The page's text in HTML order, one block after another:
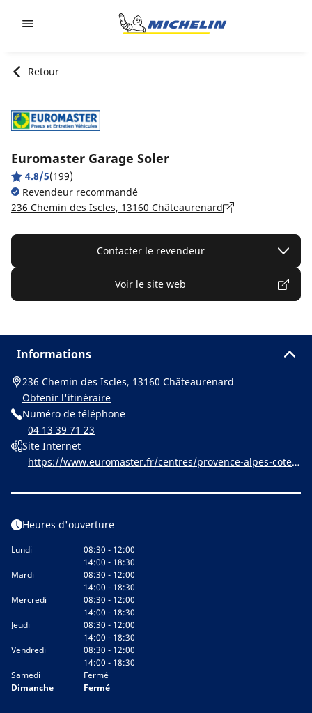
Retour
Euromaster Garage Soler
4.8/5(199)
Revendeur recommandé
236 Chemin des Iscles, 13160 Châteaurenard
Contacter le revendeur
Voir le site web
Informations
236 Chemin des Iscles, 13160 Châteaurenard
Obtenir l'itinéraire
Numéro de téléphone
04 13 39 71 23
Site Internet
https://www.euromaster.fr/centres/provence-alpes-cote-
Heures d'ouverture
Lundi
08:30 - 12:00
14:00 - 18:30
Mardi
08:30 - 12:00
14:00 - 18:30
Mercredi
08:30 - 12:00
14:00 - 18:30
Jeudi
08:30 - 12:00
14:00 - 18:30
Vendredi
08:30 - 12:00
14:00 - 18:30
Samedi
Fermé
Dimanche
Fermé